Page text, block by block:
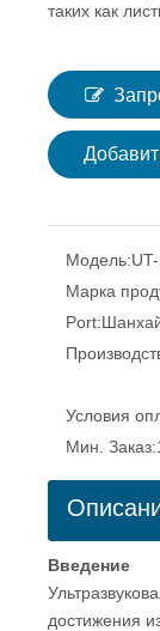
таких как
Модель:UT-
Марка
Port:
Условия
Мин. Заказ:
Введение
достижения